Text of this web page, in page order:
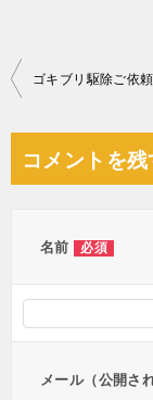
投
ビ
コメントを残
名前 必須
メール（公開さ